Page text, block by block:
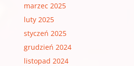
marzec 2025
luty 2025
styczeń 2025
grudzień 2024
listopad 2024